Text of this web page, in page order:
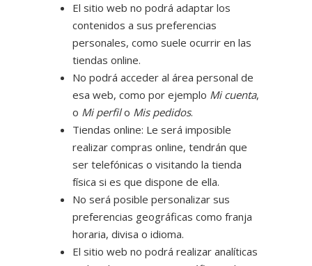
El sitio web no podrá adaptar los
contenidos a sus preferencias
personales, como suele ocurrir en las
tiendas online.
No podrá acceder al área personal de
esa web, como por ejemplo Mi cuenta,
o Mi perfilo Mis pedidos.
Tiendas online: Le será imposible
realizar compras online, tendrán que
ser telefónicas o visitando la tienda
física si es que dispone de ella.
No será posible personalizar sus
preferencias geográficas como franja
horaria, divisa o idioma.
El sitio web no podrá realizar analíticas